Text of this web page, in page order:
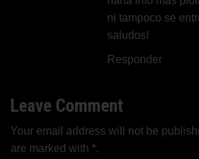
ni tampoco se
saludos!
Responder
Leave Comment
Your email address will not be
are marked with *.